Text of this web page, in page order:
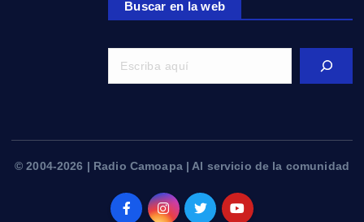
Buscar en la web
© 2004-2026 | Radio Camoapa | Al servicio de la comunidad